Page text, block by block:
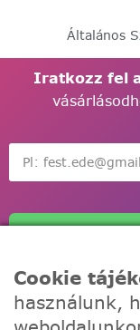
Általános
Iratkozz fel
Cookie
használunk,